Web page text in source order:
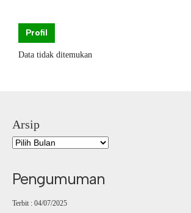
Profil
Data tidak ditemukan
Arsip
Pengumuman
Terbit : 04/07/2025